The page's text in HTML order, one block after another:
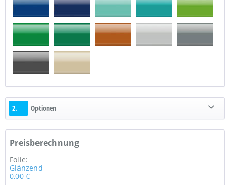
2. Optionen
Preisberechnung
Folie:
Glänzend
0,00 €